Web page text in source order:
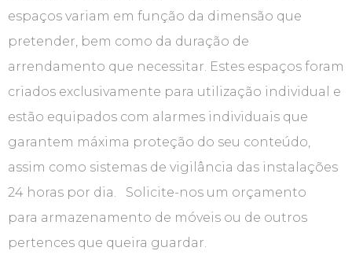
espaços variam em função da dimensão que
pretender, bem como da duração de
arrendamento que necessitar. Estes espaços foram
criados exclusivamente para utilização individual e
estão equipados com alarmes individuais que
garantem máxima proteção do seu conteúdo,
assim como sistemas de vigilância das instalações
24 horas por dia. Solicite-nos um orçamento
para armazenamento de móveis ou de outros
pertences que queira guardar.